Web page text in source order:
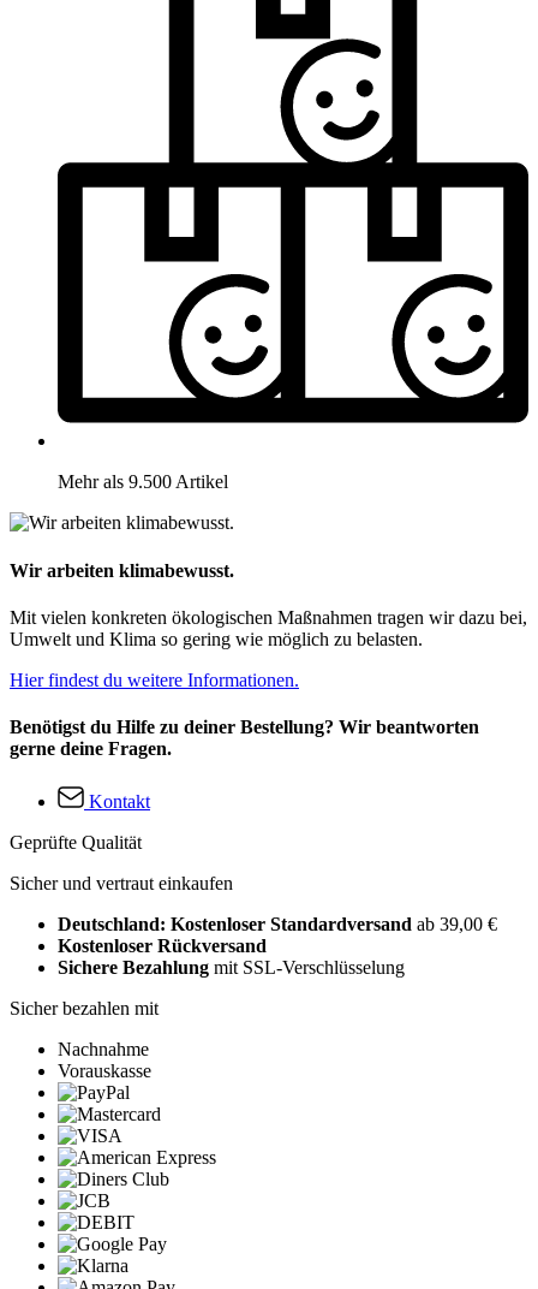
Mehr als 9.500 Artikel
Wir arbeiten klimabewusst.
Mit vielen konkreten ökologischen Maßnahmen tragen wir dazu bei,
Umwelt und Klima so gering wie möglich zu belasten.
Hier findest du weitere Informationen.
Benötigst du Hilfe zu deiner Bestellung? Wir beantworten
gerne deine Fragen.
Kontakt
Geprüfte Qualität
Sicher und vertraut einkaufen
Deutschland: Kostenloser Standardversand ab 39,00 €
Kostenloser Rückversand
Sichere Bezahlung mit SSL-Verschlüsselung
Sicher bezahlen mit
Nachnahme
Vorauskasse